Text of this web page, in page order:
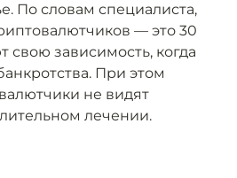
По словам специалиста,
— это 30
свою зависимость, когда
При этом
не видят
лечении.